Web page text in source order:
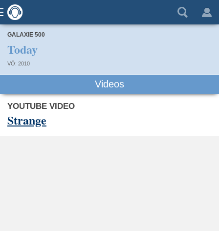
GALAXIE 500
Today
VÖ: 2010
Videos
YOUTUBE VIDEO
Strange